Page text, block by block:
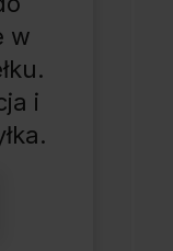
w
i